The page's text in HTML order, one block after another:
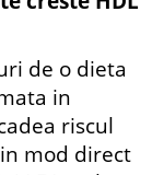
de o dieta
in
riscul
mod direct